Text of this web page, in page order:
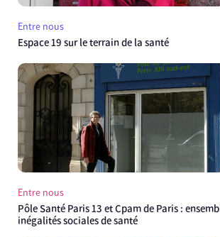
Entre nous
Espace 19 sur le terrain de la santé
Entre nous
Pôle Santé Paris 13 et Cpam de Paris :
inégalités sociales de santé